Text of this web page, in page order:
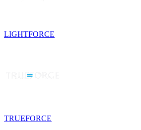
LIGHTFORCE
TRUEFORCE